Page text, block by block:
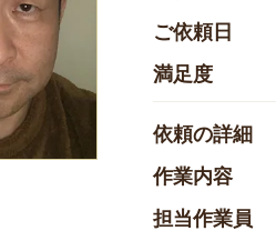
ご依頼日
満足度
依頼の詳細
作業内容
担当作業員